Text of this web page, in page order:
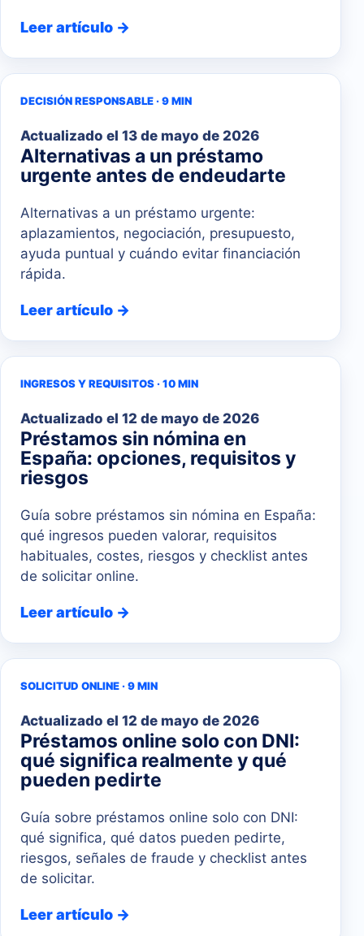
Leer artículo →
DECISIÓN RESPONSABLE · 9 MIN
Actualizado el 13 de mayo de 2026
Alternativas a un préstamo
urgente antes de endeudarte
Alternativas a un préstamo urgente:
aplazamientos, negociación, presupuesto,
ayuda puntual y cuándo evitar financiación
rápida.
Leer artículo →
INGRESOS Y REQUISITOS · 10 MIN
Actualizado el 12 de mayo de 2026
Préstamos sin nómina en
España: opciones, requisitos y
riesgos
Guía sobre préstamos sin nómina en España:
qué ingresos pueden valorar, requisitos
habituales, costes, riesgos y checklist antes
de solicitar online.
Leer artículo →
SOLICITUD ONLINE · 9 MIN
Actualizado el 12 de mayo de 2026
Préstamos online solo con DNI:
qué significa realmente y qué
pueden pedirte
Guía sobre préstamos online solo con DNI:
qué significa, qué datos pueden pedirte,
riesgos, señales de fraude y checklist antes
de solicitar.
Leer artículo →